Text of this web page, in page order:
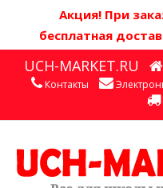
Акция! При
бесплатная
UCH-MARKET.RU
Контакты